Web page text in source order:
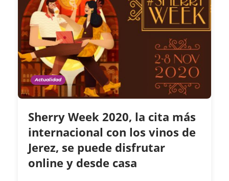
Actualidad
Sherry Week 2020, la cita más
internacional con los vinos de
Jerez, se puede disfrutar
online y desde casa